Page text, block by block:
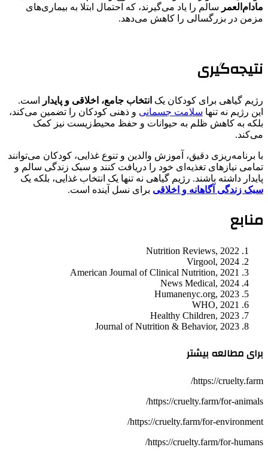
مادام‌العمر سالم را یاد می‌گیرند، که احتمال ابتلا به بیماری‌های
مزمن در بزرگسالی را کاهش می‌دهد.
نتیجه‌گیری
رژیم گیاهی برای کودکان یک انتخاب جامع، اخلاقی و پایدار
است.
این رژیم نه تنها سلامت جسمانی و ذهنی کودکان را تضمین می‌کند،
بلکه به کاهش ظلم به حیوانات و حفظ محیط‌زیست نیز کمک
می‌کند.
با برنامه‌ریزی دقیق، آموزش والدین و تنوع غذایی، کودکان می‌توانند
تمامی نیازهای تغذیه‌ای خود را دریافت کنند و سبک زندگی سالم و
پایدار داشته باشند. رژیم گیاهی نه تنها یک انتخاب غذایی، بلکه یک
سبک زندگی آگاهانه و اخلاقی برای نسل آینده است.
منابع
Nutrition Reviews, 2022
Virgool, 2024
American Journal of Clinical Nutrition, 2021
News Medical, 2024
Humanenyc.org, 2023
WHO, 2021
Healthy Children, 2023
Journal of Nutrition & Behavior, 2023
برای مطالعه بیشتر
https://cruelty.farm/
https://cruelty.farm/for-animals/
https://cruelty.farm/for-environment/
https://cruelty.farm/for-humans/